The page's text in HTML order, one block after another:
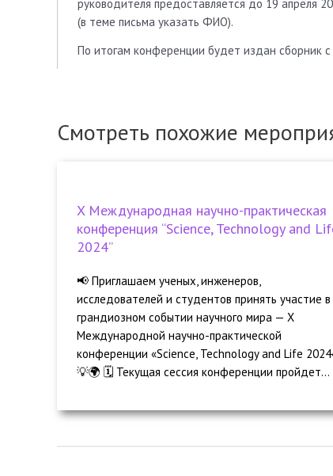
руководителя предоставляется до 19 апреля
(в теме письма указать ФИО).
По итогам конференции будет издан сборник
Смотреть похожие
X Международная научно-практическая
конференция “Science, Technology and
2024”
📢 Приглашаем ученых, инженеров,
исследователей и студентов принять участие в
грандиозном событии научного мира — X
Международной научно-практической
конференции «Science, Technology and Life
💡🌍 🗓️ Текущая сессия конференции пройдет...